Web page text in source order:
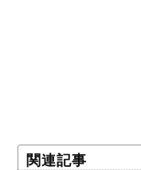
関連記事